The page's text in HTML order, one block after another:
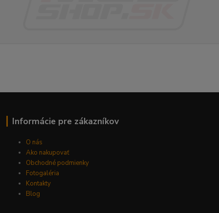
Informácie pre zákazníkov
O nás
Ako nakupovať
Obchodné podmienky
Fotogaléria
Kontakty
Blog